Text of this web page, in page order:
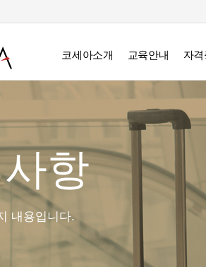
코세아소개 교육안내 자
항
내용입니다.